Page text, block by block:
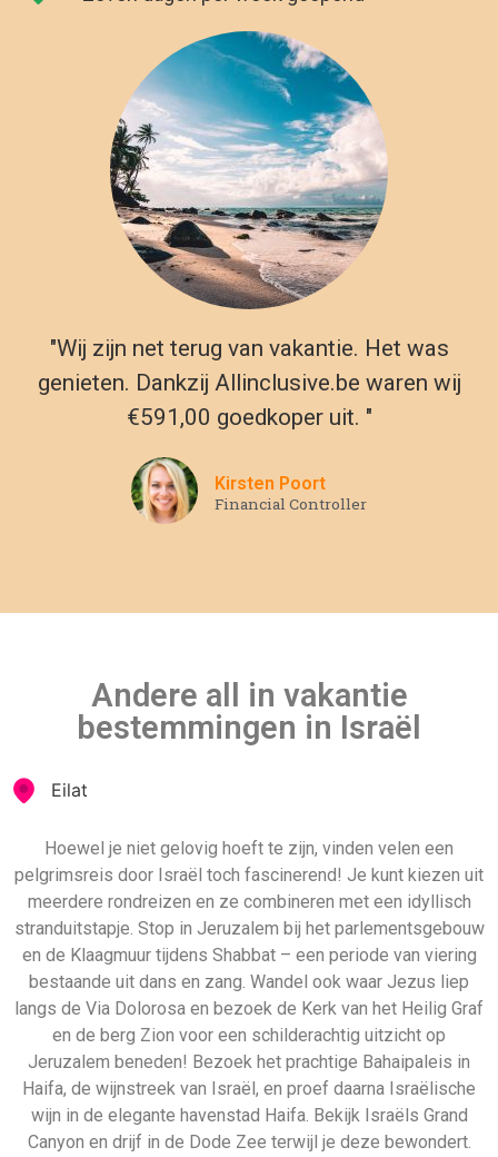
"Wij zijn net terug van vakantie. Het was
genieten. Dankzij Allinclusive.be waren wij
€591,00 goedkoper uit. "
Kirsten Poort
Financial Controller
Andere all in vakantie
bestemmingen in Israël
Eilat
Hoewel je niet gelovig hoeft te zijn, vinden velen een
pelgrimsreis door Israël toch fascinerend! Je kunt kiezen uit
meerdere rondreizen en ze combineren met een idyllisch
stranduitstapje. Stop in Jeruzalem bij het parlementsgebouw
en de Klaagmuur tijdens Shabbat – een periode van viering
bestaande uit dans en zang. Wandel ook waar Jezus liep
langs de Via Dolorosa en bezoek de Kerk van het Heilig Graf
en de berg Zion voor een schilderachtig uitzicht op
Jeruzalem beneden! Bezoek het prachtige Bahaipaleis in
Haifa, de wijnstreek van Israël, en proef daarna Israëlische
wijn in de elegante havenstad Haifa. Bekijk Israëls Grand
Canyon en drijf in de Dode Zee terwijl je deze bewondert.